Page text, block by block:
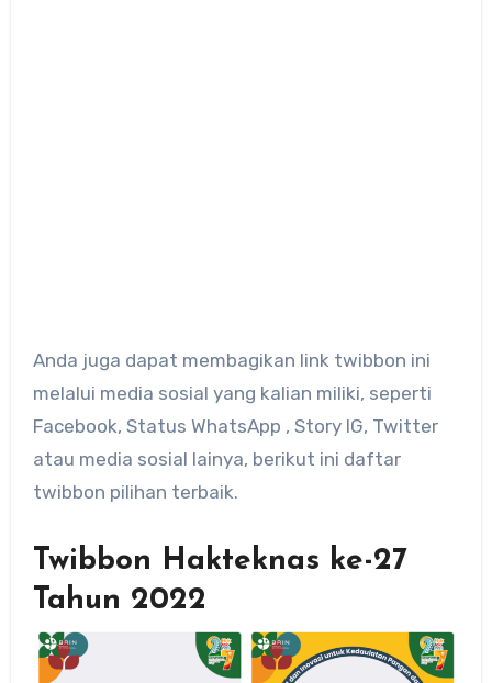
Anda juga dapat membagikan link twibbon ini
melalui media sosial yang kalian miliki, seperti
Facebook, Status WhatsApp , Story IG, Twitter
atau media sosial lainya, berikut ini daftar
twibbon pilihan terbaik.
Twibbon Hakteknas ke-27
Tahun 2022